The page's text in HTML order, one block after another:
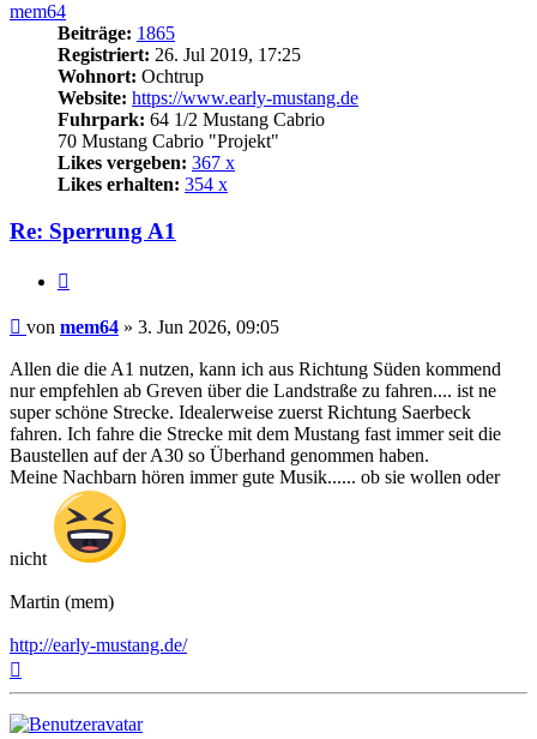
mem64
Beiträge: 1865
Registriert: 26. Jul 2019, 17:25
Wohnort: Ochtrup
Website: https://www.early-mustang.de
Fuhrpark: 64 1/2 Mustang Cabrio
70 Mustang Cabrio "Projekt"
Likes vergeben: 367 x
Likes erhalten: 354 x
Re: Sperrung A1
Beitrag
von mem64 » 3. Jun 2026, 09:05
Allen die die A1 nutzen, kann ich aus Richtung Süden kommend
nur empfehlen ab Greven über die Landstraße zu fahren.... ist ne
super schöne Strecke. Idealerweise zuerst Richtung Saerbeck
fahren. Ich fahre die Strecke mit dem Mustang fast immer seit die
Baustellen auf der A30 so Überhand genommen haben.
Meine Nachbarn hören immer gute Musik...... ob sie wollen oder
nicht
Martin (mem)
http://early-mustang.de/